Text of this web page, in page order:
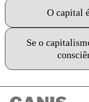
O capital
Se o